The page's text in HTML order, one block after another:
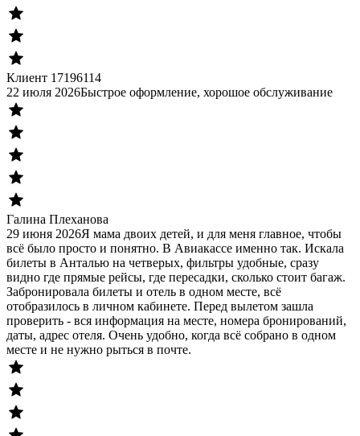
Клиент 17196114
22 июля 2026Быстрое оформление, хорошое обслуживание
Галина Плеханова
29 июня 2026Я мама двоих детей, и для меня главное, чтобы
всё было просто и понятно. В Авиакассе именно так. Искала
билеты в Анталью на четверых, фильтры удобные, сразу
видно где прямые рейсы, где пересадки, сколько стоит багаж.
Забронировала билеты и отель в одном месте, всё
отобразилось в личном кабинете. Перед вылетом зашла
проверить - вся информация на месте, номера бронирований,
даты, адрес отеля. Очень удобно, когда всё собрано в одном
месте и не нужно рыться в почте.